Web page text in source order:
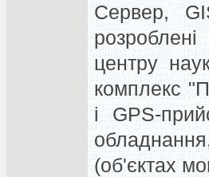
Сервер,
центру
комплекс
і GPS-
(об'єктах